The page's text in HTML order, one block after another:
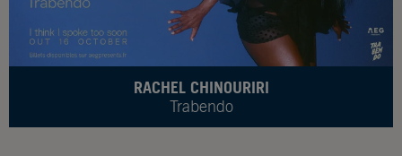
ESDEEKID
Council House Rat Tour